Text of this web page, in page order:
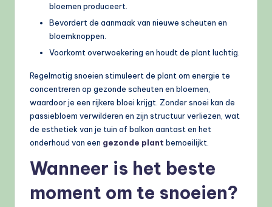
bloemen produceert.
Bevordert de aanmaak van nieuwe scheuten en
bloemknoppen.
Voorkomt overwoekering en houdt de plant luchtig.
Regelmatig snoeien stimuleert de plant om energie te
concentreren op gezonde scheuten en bloemen,
waardoor je een rijkere bloei krijgt. Zonder snoei kan de
passiebloem verwilderen en zijn structuur verliezen, wat
de esthetiek van je tuin of balkon aantast en het
onderhoud van een gezonde plant bemoeilijkt.
Wanneer is het beste
moment om te snoeien?